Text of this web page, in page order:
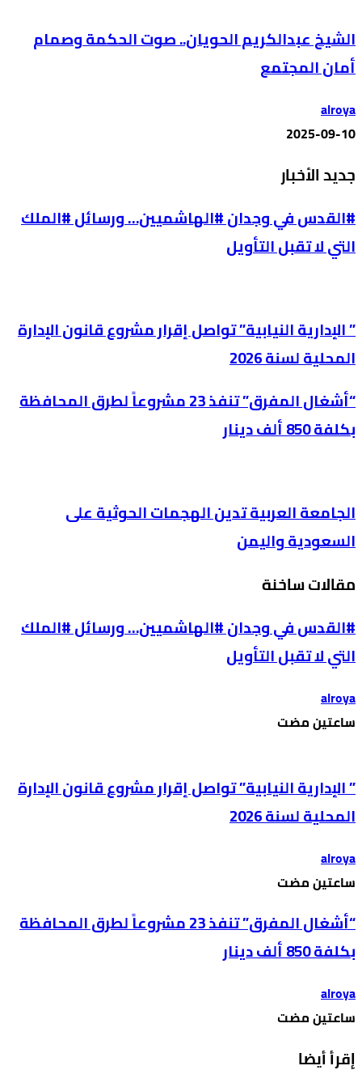
الشيخ عبدالكريم الحويان.. صوت الحكمة وصمام
أمان المجتمع
alroya
2025-09-10
جديد الأخبار
#القدس في وجدان #الهاشميين… ورسائل #الملك
التي لا تقبل التأويل
” الإدارية النيابية” تواصل إقرار مشروع قانون الإدارة
المحلية لسنة 2026
“أشغال المفرق” تنفذ 23 مشروعاً لطرق المحافظة
بكلفة 850 ألف دينار
الجامعة العربية تدين الهجمات الحوثية على
السعودية واليمن
مقالات ساخنة
#القدس في وجدان #الهاشميين… ورسائل #الملك
التي لا تقبل التأويل
alroya
‫‫‫‏‫ساعتين مضت‬
” الإدارية النيابية” تواصل إقرار مشروع قانون الإدارة
المحلية لسنة 2026
alroya
‫‫‫‏‫ساعتين مضت‬
“أشغال المفرق” تنفذ 23 مشروعاً لطرق المحافظة
بكلفة 850 ألف دينار
alroya
‫‫‫‏‫ساعتين مضت‬
إقرأ أيضا